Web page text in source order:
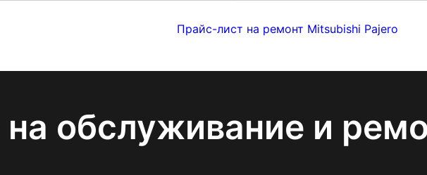
Прайс-лист на ремонт Mitsubishi Pajero
на обслуживание и